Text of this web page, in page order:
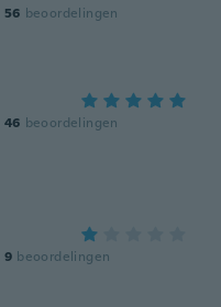
56 beoordelingen
46 beoordelingen
9 beoordelingen